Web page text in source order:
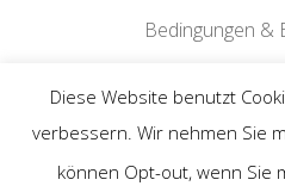
Bedingungen &
© 2026
Datenschutz-
Diese Website benutzt
verbessern. Wir nehmen Sie
können Opt-out, wenn Sie